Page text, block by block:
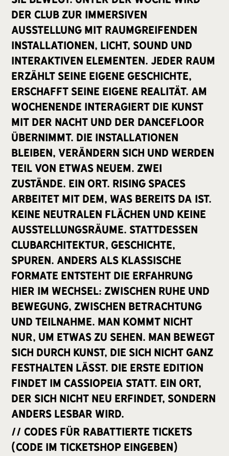
der Club zur immersiven
Ausstellung mit raumgreifenden
Installationen, Licht, Sound und
interaktiven Elementen. Jeder Raum
erzählt seine eigene Geschichte,
erschafft seine eigene Realität. Am
Wochenende interagiert die Kunst
mit der Nacht und der Dancefloor
übernimmt. Die Installationen
bleiben, verändern sich und werden
Teil von etwas Neuem. Zwei
Zustände. Ein Ort. Rising Spaces
arbeitet mit dem, was bereits da ist.
Keine neutralen Flächen und keine
Ausstellungsräume. Stattdessen
Clubarchitektur, Geschichte,
Spuren. Anders als klassische
Formate entsteht die Erfahrung
hier im Wechsel: zwischen Ruhe und
Bewegung, zwischen Betrachtung
und Teilnahme. Man kommt nicht
nur, um etwas zu sehen. Man bewegt
sich durch Kunst, die sich nicht ganz
festhalten lässt. Die erste Edition
findet im cassiopeia statt. Ein Ort,
der sich nicht neu erfindet, sondern
anders lesbar wird.
// Codes für rabattierte Tickets
(Code im Ticketshop eingeben)